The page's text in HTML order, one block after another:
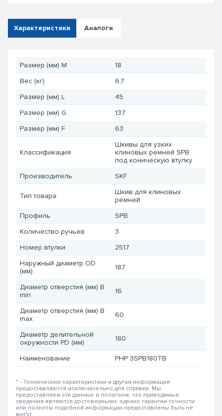
Характеристики Аналоги
Размер (мм) M
18
Вес (кг)
6,7
Размер (мм) L
45
Размер (мм) G
137
Размер (мм) F
63
Классификация
Шкивы для узких
клиновых ремней SPB
под коническую втулку
Производитель
SKF
Тип товара
Шкив для клиновых
ремней
Профиль
SPB
Количество ручьев
3
Номер втулки
2517
Наружный диаметр OD
(мм)
187
Диаметр отверстия (мм) B
min
16
Диаметр отверстия (мм) B
max
60
Диаметр делительной
окружности PD (мм)
180
Наименование PHP 3SPB180TB
* - Технические характеристики и другая информация
предоставляются исключительно для справки. Мы
предоставляем эти данные и полагаем, что приводимые
сведения являются достоверными, однако гарантии точности
или полноты подобной информации предоставлены быть не
могут.